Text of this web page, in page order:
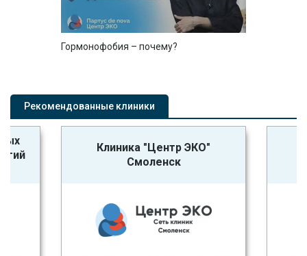
Гормонофобия – почему?
Рекомендованные клиники
Клиника "Центр ЭКО"
Смоленск